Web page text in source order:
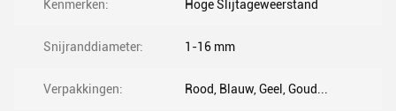
Kenmerken: Hoge Slijtageweerstand
Snijranddiameter: 1-16 mm
Verpakkingen: Rood, Blauw, Geel, Goud...